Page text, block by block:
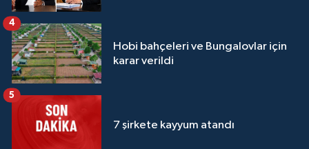
Hobi bahçeleri ve Bungalovlar için
karar verildi
4
7 şirkete kayyum atandı
5